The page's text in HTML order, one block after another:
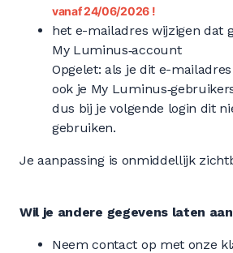
vanaf 24/06/2026 !
het e-mailadres wijzigen dat
My Luminus‑account
Opgelet: als je dit e-
ook je My
dus bij je volgende login dit
gebruiken.
Je aanpassing is onmiddellijk
Wil je andere gegevens laten
Neem contact op met onze